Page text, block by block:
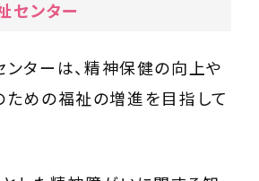
センター
ター は、精神保健の向上や
めの福祉の増進を目指して